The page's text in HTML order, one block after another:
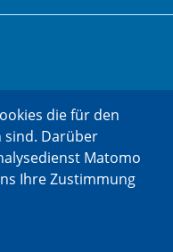
die für den
sind. Darüber
Matomo
Ihre Zustimmung